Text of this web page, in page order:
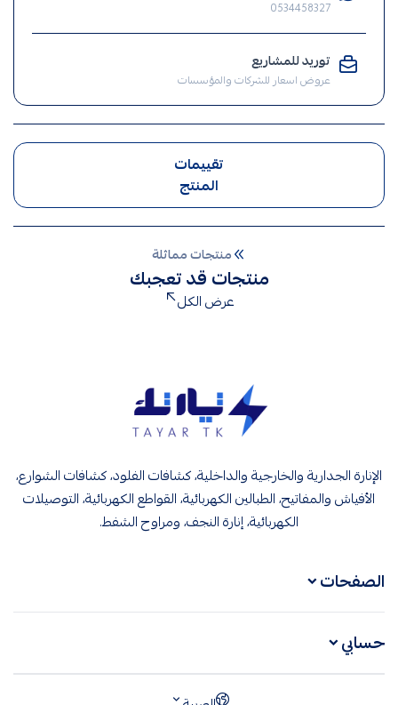
افياش
0534458327
توريد للمشاريع
عروض اسعار للشركات والمؤسسات
تقييمات
المنتج
منتجات مماثلة
منتجات قد تعجبك
عرض الكل
الإنارة الجدارية والخارجية والداخلية، كشافات الفلود، كشافات الشوارع،
الأفياش والمفاتيح، الطبالين الكهربائية، القواطع الكهربائية، التوصيلات
الكهربائية، إنارة النجف، ومراوح الشفط.
الصفحات
حسابي